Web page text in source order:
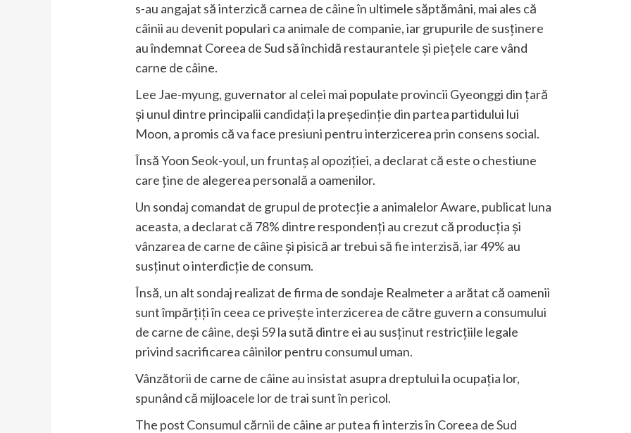
s-au angajat să interzică carnea de câine în ultimele săptămâni, mai ales că
câinii au devenit populari ca animale de companie, iar grupurile de susținere
au îndemnat Coreea de Sud să închidă restaurantele și piețele care vând
carne de câine.
Lee Jae-myung, guvernator al celei mai populate provincii Gyeonggi din țară
și unul dintre principalii candidați la președinție din partea partidului lui
Moon, a promis că va face presiuni pentru interzicerea prin consens social.
Însă Yoon Seok-youl, un fruntaș al opoziției, a declarat că este o chestiune
care ține de alegerea personală a oamenilor.
Un sondaj comandat de grupul de protecție a animalelor Aware, publicat luna
aceasta, a declarat că 78% dintre respondenți au crezut că producția și
vânzarea de carne de câine și pisică ar trebui să fie interzisă, iar 49% au
susținut o interdicție de consum.
Însă, un alt sondaj realizat de firma de sondaje Realmeter a arătat că oamenii
sunt împărțiți în ceea ce privește interzicerea de către guvern a consumului
de carne de câine, deși 59 la sută dintre ei au susținut restricțiile legale
privind sacrificarea câinilor pentru consumul uman.
Vânzătorii de carne de câine au insistat asupra dreptului la ocupația lor,
spunând că mijloacele lor de trai sunt în pericol.
The post Consumul cărnii de câine ar putea fi interzis în Coreea de Sud